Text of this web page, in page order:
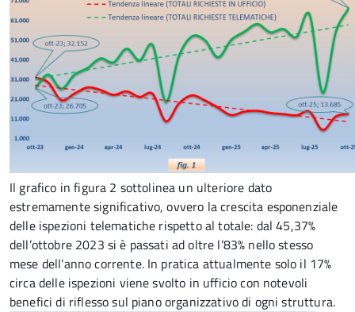
Il grafico in figura 2 sottolinea un ulteriore dato
estremamente significativo, ovvero la crescita esponenziale
delle ispezioni telematiche rispetto al totale: dal 45,37%
dell’ottobre 2023 si è passati ad oltre l’83% nello stesso
mese dell’anno corrente. In pratica attualmente solo il 17%
circa delle ispezioni viene svolto in ufficio con notevoli
benefici di riflesso sul piano organizzativo di ogni struttura.